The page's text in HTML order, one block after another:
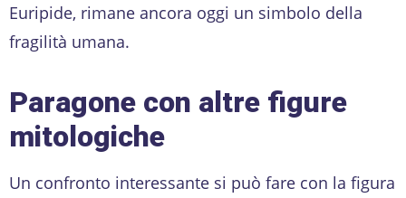
Euripide, rimane ancora oggi un simbolo della
fragilità umana.
Paragone con altre figure
mitologiche
Un confronto interessante si può fare con la figura